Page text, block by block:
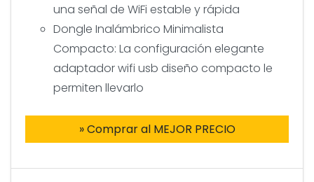
una señal de WiFi estable y rápida
Dongle Inalámbrico Minimalista
Compacto: La configuración elegante
adaptador wifi usb diseño compacto le
permiten llevarlo
» Comprar al MEJOR PRECIO